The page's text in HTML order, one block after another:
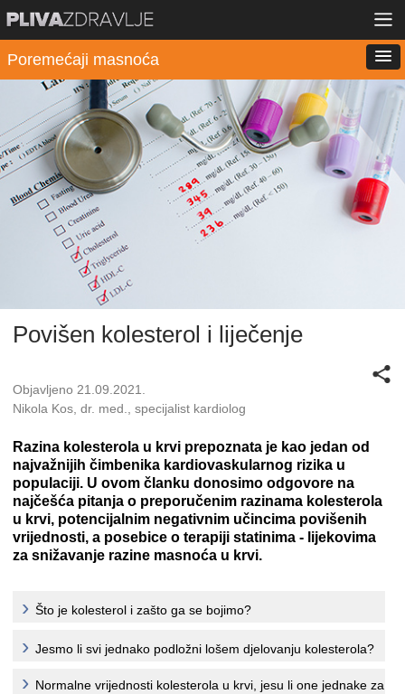
Poremećaji masnoća
Povišen kolesterol i liječenje
Objavljeno 21.09.2021.
Nikola Kos, dr. med., specijalist kardiolog
Razina kolesterola u krvi prepoznata je kao jedan od
najvažnijih čimbenika kardiovaskularnog rizika u
populaciji. U ovom članku donosimo odgovore na
najčešća pitanja o preporučenim razinama kolesterola
u krvi, potencijalnim negativnim učincima povišenih
vrijednosti, a posebice o terapiji statinima - lijekovima
za snižavanje razine masnoća u krvi.
Što je kolesterol i zašto ga se bojimo?
Jesmo li svi jednako podložni lošem djelovanju kolesterola?
Normalne vrijednosti kolesterola u krvi, jesu li one jednake za